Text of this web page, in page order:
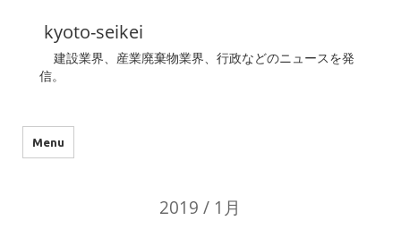
kyoto-seikei
建設業界、産業廃棄物業界、行政などのニュースを発
信。
Menu
2019 / 1月